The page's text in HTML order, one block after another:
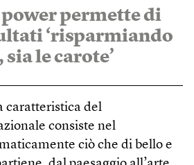
permette di
‘risparmiando
le carote’
caratteristica del
consiste nel
ciò che di bello e